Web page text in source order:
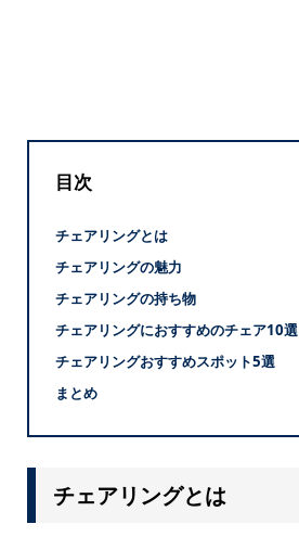
目次
チェアリングとは
チェアリングの魅力
チェアリングの持ち物
チェアリングにおすすめのチェア10選
チェアリングおすすめスポット5選
まとめ
チェアリングとは